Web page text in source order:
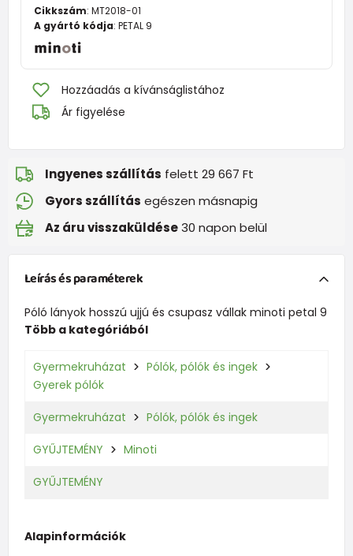
Cikkszám: MT2018-01
A gyártó kódja: PETAL 9
Hozzáadás a kívánságlistához
Ár figyelése
Ingyenes szállítás felett 29 667 Ft
Gyors szállítás egészen másnapig
Az áru visszaküldése30 napon belül
Leírás és paraméterek
Póló lányok hosszú ujjú és csupasz vállak minoti petal 9
Több a kategóriából
Gyermekruházat
Pólók, pólók és ingek
Gyerek pólók
Gyermekruházat Pólók, pólók és ingek
GYŰJTEMÉNY Minoti
GYŰJTEMÉNY
Alapinformációk